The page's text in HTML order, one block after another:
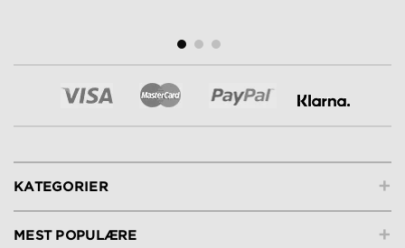
+
KATEGORIER
+
MEST POPULÆRE